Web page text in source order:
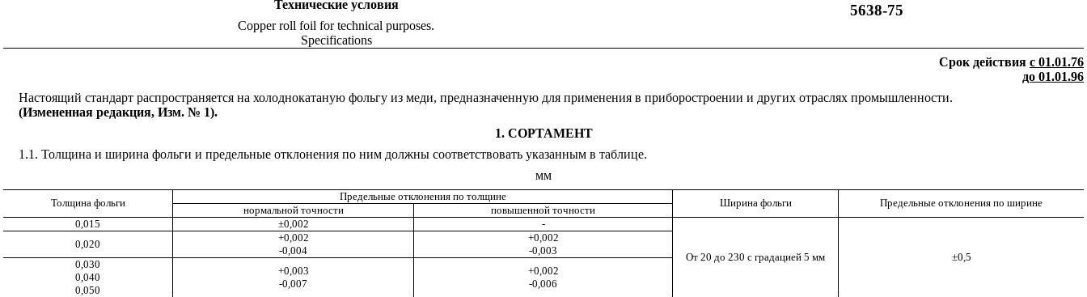
Технические условия
Copper roll foil for technical purposes.
Specifications
5638-75
Срок действия с 01.01.76
до 01.01.96
Настоящий стандарт распространяется на холоднокатаную фольгу из меди, предназначенную для применения в приборостроении и других отраслях промышленности.
(Измененная редакция, Изм. № 1).
1. СОРТАМЕНТ
1.1. Толщина и ширина фольги и предельные отклонения по ним должны соответствовать указанным в таблице.
мм
Толщина фольги
Предельные отклонения по толщине
Ширина фольги Предельные отклонения по ширине
нормальной точности
повышенной точности
0,015
±0,002 -
От 20 до 230 с градацией 5 мм ±0,5
0,020
+0,002
-0,004
+0,002
-0,003
0,030
0,040
0,050
+0,003
-0,007
+0,002
-0,006